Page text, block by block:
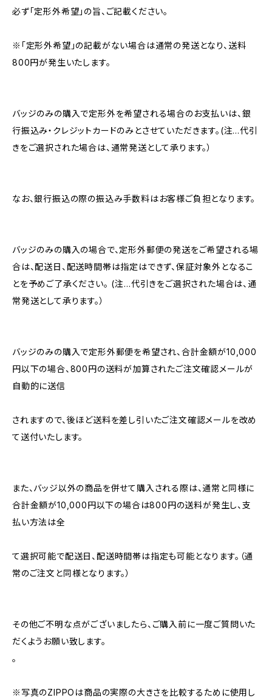
必ず「定形外希望」の旨、ご記載ください。
※「定形外希望」の記載がない場合は通常の発送となり、送料
800円が発生いたします。
バッジのみの購入で定形外を希望される場合のお支払いは、銀
行振込み・クレジットカードのみとさせていただきます。(注…代引
きをご選択された場合は、通常発送として承ります。）
なお、銀行振込の際の振込み手数料はお客様ご負担となります。
バッジのみの購入の場合で、定形外郵便の発送をご希望される場
合は、配送日、配送時間帯は指定はできず、保証対象外となるこ
とを予めご了承ください。 (注…代引きをご選択された場合は、通
常発送として承ります。）
バッジのみの購入で定形外郵便を希望され、合計金額が10,000
円以下の場合、800円の送料が加算されたご注文確認メールが
自動的に送信
されますので、後ほど送料を差し引いたご注文確認メールを改め
て送付いたします。
また、バッジ以外の商品を併せて購入される際は、通常と同様に
合計金額が10,000円以下の場合は800円の送料が発生し、支
払い方法は全
て選択可能で配送日、配送時間帯は指定も可能となります。（通
常のご注文と同様となります。）
その他ご不明な点がございましたら、ご購入前に一度ご質問いた
だくようお願い致します。
。
※写真のZIPPOは商品の実際の大きさを比較するために使用し